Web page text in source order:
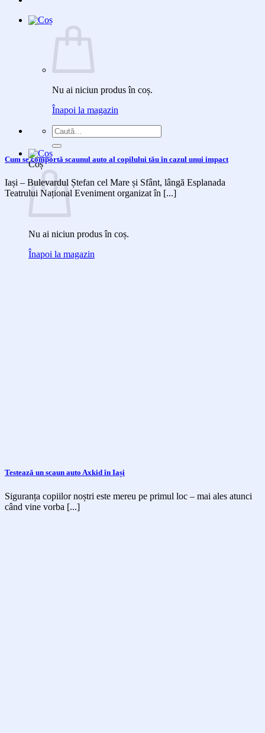
Nu ai niciun produs în coș.
Înapoi la magazin
Caută
după:
Coș
Nu ai niciun produs în coș.
Înapoi la magazin
Cum se comportă scaunul auto al copilului tău în cazul unui impact
Iași – Bulevardul Ștefan cel Mare și Sfânt, lângă Esplanada
Teatrului Național Eveniment organizat în [...]
Testează un scaun auto Axkid în Iași
Siguranța copiilor noștri este mereu pe primul loc – mai ales atunci
când vine vorba [...]